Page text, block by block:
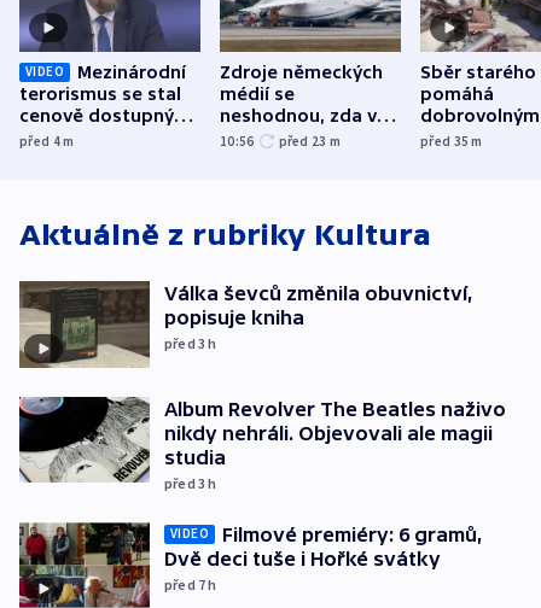
VIDEO
Mezinárodní
terorismus se stal
cenově dostupným,
varuje Bartošek
před 4m
Zdroje německých
médií se
neshodnou, zda v
letadle ohroženém
10:56 před 23 m
Sběr starého
pomáhá
dobrovolným
hasičům
před 35m
Aktuálně z rubriky Kultura
Válka ševců změnila obuvnictví,
popisuje kniha
před 3h
Album Revolver The Beatles naživo
nikdy nehráli. Objevovali ale magii
studia
před 3h
VIDEO
Filmové premiéry: 6 gramů,
Dvě deci tuše i Hořké svátky
před 7h